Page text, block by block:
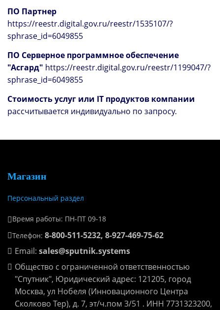
ПО Партнер
https://reestr.digital.gov.ru/reestr/1535107/?
sphrase_id=6049855
ПО Серверное программное обеспечение
"Асгард" https://reestr.digital.gov.ru/reestr/1199047/?
sphrase_id=6049855
Стоимость услуг или IT продуктов компании
рассчитывается индивидуально по запросу.
Магазин
Персональный раздел
Время работы: ПН-ПТ 09-18
Телефон: 8-800-511-5232, 8-927-469-75-62
Email: sales@sputnik.systems
Общество с ограниченной ответственностью
"Спутник", Юридический адрес: 121205, город
Москва, ул Нобеля (Инновационного Центра
Сколково Тер), д. 7, эт/ч.пом 3/51 . ИНН 7731323200,